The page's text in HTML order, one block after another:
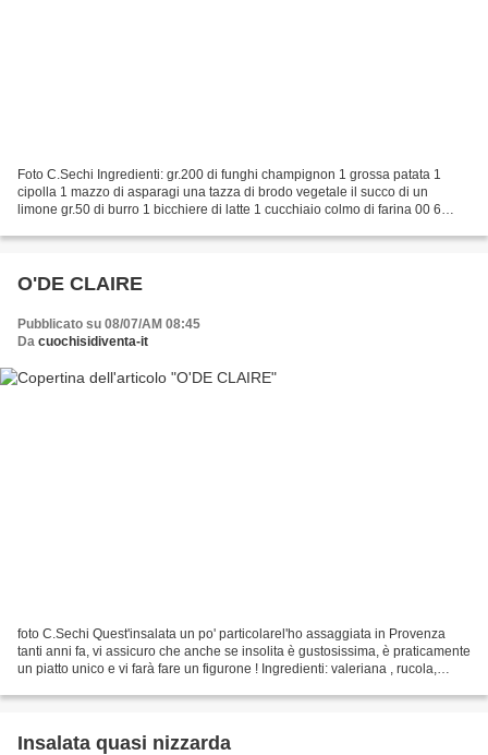
Foto C.Sechi Ingredienti: gr.200 di funghi champignon 1 grossa patata 1
cipolla 1 mazzo di asparagi una tazza di brodo vegetale il succo di un
limone gr.50 di burro 1 bicchiere di latte 1 cucchiaio colmo di farina 00 6
O'DE CLAIRE
Pubblicato su 08/07/AM 08:45
Da cuochisidiventa-it
foto C.Sechi Quest'insalata un po' particolarel'ho assaggiata in Provenza
tanti anni fa, vi assicuro che anche se insolita è gustosissima, è praticamente
un piatto unico e vi farà fare un figurone ! Ingredienti: valeriana , rucola,
Insalata quasi nizzarda